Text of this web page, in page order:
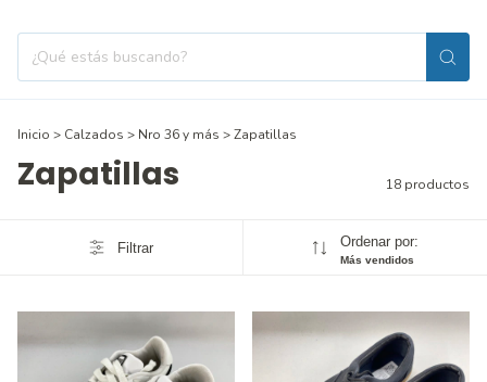
Inicio > Calzados > Nro 36 y más >Zapatillas
Zapatillas 18 productos
Filtrar Ordenar por:
Más vendidos